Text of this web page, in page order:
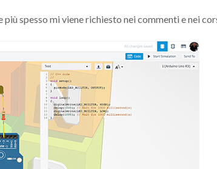
spesso mi viene richiesto nei commenti e nei